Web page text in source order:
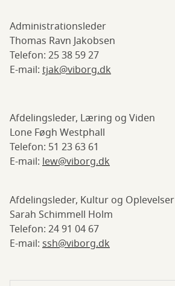
Administrationsleder
Thomas Ravn Jakobsen
Telefon: 25 38 59 27
E-mail: tjak@viborg.dk
Afdelingsleder, Læring og Viden
Lone Føgh Westphall
Telefon: 51 23 63 61
E-mail: lew@viborg.dk
Afdelingsleder, Kultur og Oplevelser
Sarah Schimmell Holm
Telefon: 24 91 04 67
E-mail: ssh@viborg.dk